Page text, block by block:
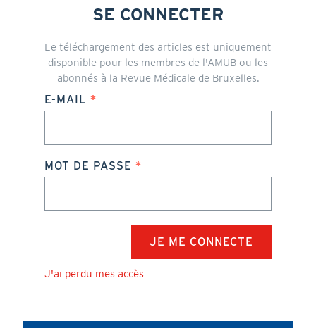
SE CONNECTER
Le téléchargement des articles est uniquement
disponible pour les membres de l'AMUB ou les
abonnés à la Revue Médicale de Bruxelles.
E-MAIL
MOT DE PASSE
J'ai perdu mes accès